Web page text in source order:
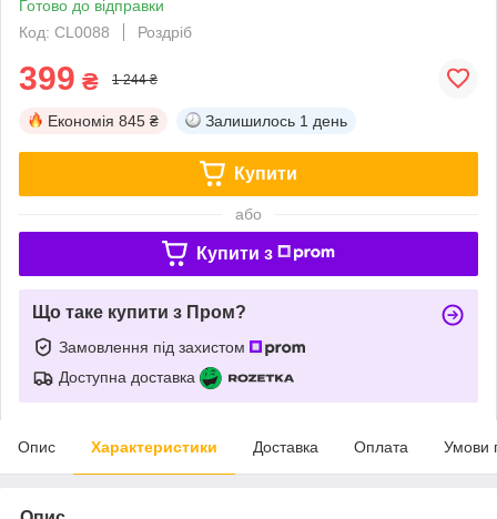
Готово до відправки
Код: CL0088
Роздріб
399 ₴ 1 244 ₴
Економія 845 ₴ Залишилось 1 день
Купити
або
Купити з
Що таке купити з Пром?
Замовлення під захистом
Доступна доставка
Опис Характеристики Доставка Оплата Умови